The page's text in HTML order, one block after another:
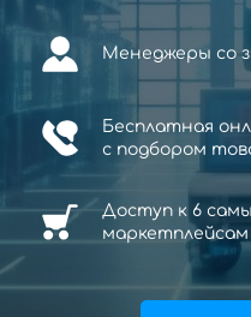
Менеджеры со
Бесплатная
с подбором
Доступ к 6